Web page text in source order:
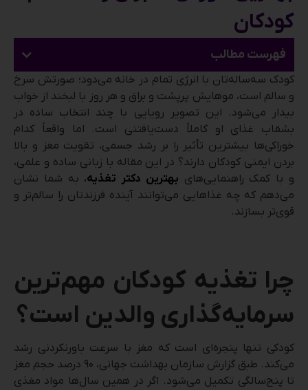
کودکان
فهرست مطالب
کودک سه‌ساله‌تان با انرژی تمام در خانه می‌دود؛ صورتش سرخ
و سالم است، موهایش پرپشت و براق و هر روز با لبخند از خواب
بیدار می‌شود. این تصویر رویایی با چند انتخاب ساده در
بشقاب غذای او کاملاً دست‌یافتنی است. اما واقعاً کدام
خوراکی‌ها بیشترین تأثیر را بر رشد جسمی، تقویت مغز و بالا
بردن ایمنی کودکان دارند؟ در این مقاله با زبانی ساده و علمی،
و با کمک راهنمایی‌های بهترین دکتر تغذیه، به شما نشان
می‌دهم که چه غذاهایی می‌توانند آینده فرزندتان را سالم‌تر و
قوی‌تر بسازند.
چرا تغذیه کودکان مهم‌ترین
سرمایه‌گذاری والدین است؟
کودکی تنها پنجره‌ای است که مغز با سرعت باورنکردنی رشد
می‌کند. طبق گزارش سازمان بهداشت جهانی، ۹۰ درصد حجم مغز
تا پنج‌سالگی تکمیل می‌شود. اگر در همین سال‌ها مواد مغذی